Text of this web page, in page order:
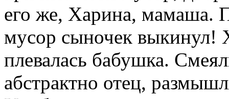
его же, Харина, мамаша.
мусор сыночек выкинул!
плевалась бабушка.
абстрактно отец,